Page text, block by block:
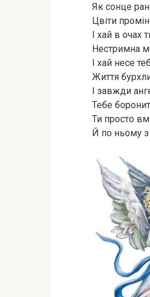
Як сонце
Цвіти
І хай в очах
Нестримна
І хай несе
Життя
І завжди
Тебе
Ти просто
Й по ньому